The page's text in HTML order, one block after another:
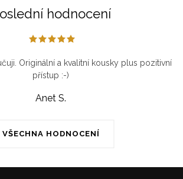
hodnocení
VŠECHNA HODNOCENÍ
Originální a kvalitní kousky plus pozitivní
přístup :-)
Anet S.